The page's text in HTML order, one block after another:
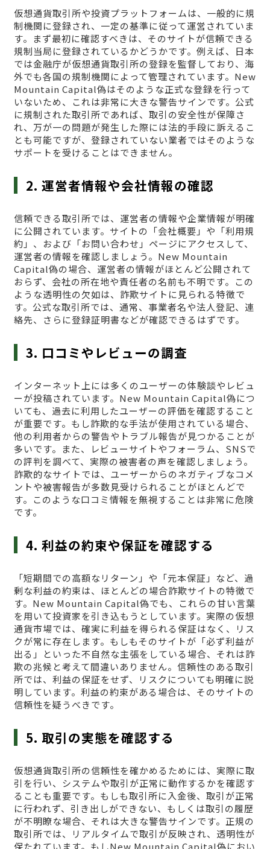
仮想通貨取引所や投資プラットフォームは、一般的に規
制機関に登録され、一定の基準に従って運営されていま
す。まず最初に確認すべきは、そのサイトが信頼できる
規制当局に登録されているかどうかです。例えば、日本
では金融庁が仮想通貨取引所の登録を監督しており、海
外でも各国の規制機関によって管理されています。New
Mountain Capital偽はそのような正式な登録を行って
いないため、これは非常に大きな警告サインです。公式
に規制された取引所であれば、取引の安全性が保障さ
れ、万が一の問題が発生した際には法的手段に訴えるこ
とも可能ですが、登録されていない業者ではそのような
サポートを受けることはできません。
2. 運営者情報や会社情報の確認
信頼できる取引所では、運営者の情報や企業情報が明確
に公開されています。サイトの「会社概要」や「利用規
約」、および「お問い合わせ」ページにアクセスして、
運営者の情報を確認しましょう。New Mountain
Capital偽の場合、運営者の情報がほとんど公開されて
おらず、会社の所在地や責任者の名前も不明です。この
ような透明性の欠如は、詐欺サイトに見られる特徴で
す。公式な取引所では、通常、事業者名や法人登記、連
絡先、さらに登録証明書などが確認できるはずです。
3. 口コミやレビューの調査
インターネット上には多くのユーザーの体験談やレビュ
ーが投稿されています。New Mountain Capital偽につ
いても、過去に利用したユーザーの評価を確認すること
が重要です。もし詐欺的な手法が使用されている場合、
他の利用者からの警告やトラブル報告が見つかることが
多いです。また、レビューサイトやフォーラム、SNSで
の評判を調べて、実際の被害者の声を確認しましょう。
詐欺的なサイトでは、ユーザーからのネガティブなコメ
ントや被害報告が多数見受けられることがほとんどで
す。このような口コミ情報を無視することは非常に危険
です。
4. 利益の約束や保証を確認する
「短期間での高額なリターン」や「元本保証」など、過
剰な利益の約束は、ほとんどの場合詐欺サイトの特徴で
す。New Mountain Capital偽でも、これらの甘い言葉
を用いて投資家を引き込もうとしています。実際の仮想
通貨市場では、確実に利益を得られる保証はなく、リス
クが常に存在します。もしもそのサイトが「必ず利益が
出る」といった不自然な主張をしている場合、それは詐
欺の兆候と考えて間違いありません。信頼性のある取引
所では、利益の保証をせず、リスクについても明確に説
明しています。利益の約束がある場合は、そのサイトの
信頼性を疑うべきです。
5. 取引の実態を確認する
仮想通貨取引所の信頼性を確かめるためには、実際に取
引を行い、システムや取引が正常に動作するかを確認す
ることも重要です。もしも取引所に入金後、取引が正常
に行われず、引き出しができない、もしくは取引の履歴
が不明瞭な場合、それは大きな警告サインです。正規の
取引所では、リアルタイムで取引が反映され、透明性が
保たれています。もしNew Mountain Capital偽におい